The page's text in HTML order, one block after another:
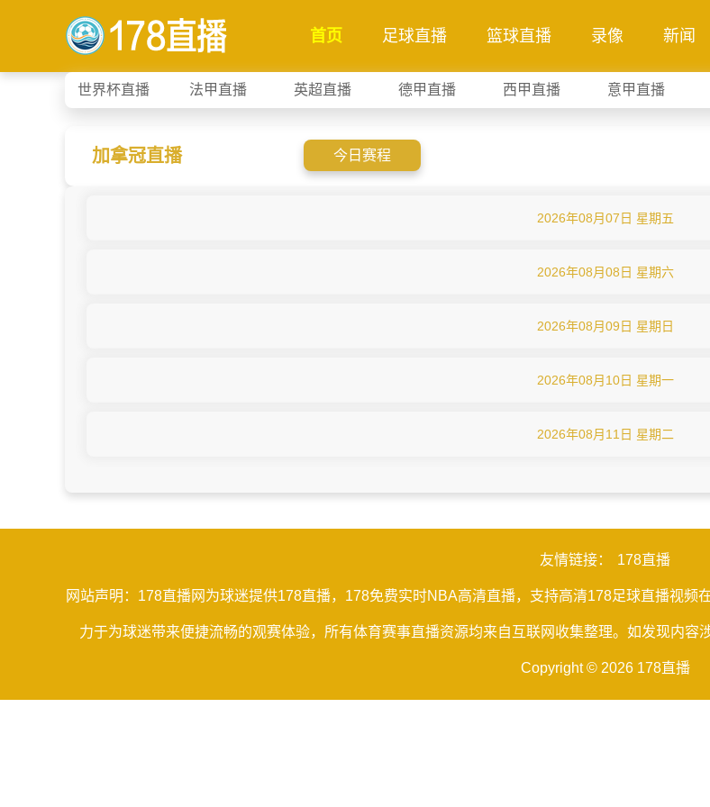
首页 足球直播 篮球直播 录像 新闻
世界杯直播 法甲直播 英超直播 德甲直播 西甲直播 意甲直播
加拿冠直播 今日赛程
2026年08月07日 星期五
2026年08月08日 星期六
2026年08月09日 星期日
2026年08月10日 星期一
2026年08月11日 星期二
友情链接： 178直播
网站声明：178直播网为球迷提供178直播，178免费实时NBA高清直播，支持高清178足球直播视
力于为球迷带来便捷流畅的观赛体验，所有体育赛事直播资源均来自互联网收集整理。如发现内容
Copyright © 2026 178直播